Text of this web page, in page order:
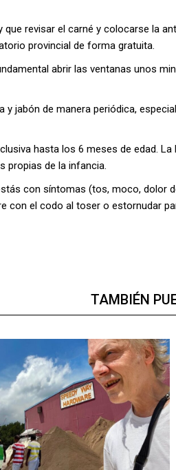
que revisar el carné y colocarse la
provincial de forma gratuita.
abrir las ventanas unos
y jabón de manera periódica,
hasta los 6 meses de edad.
propias de la infancia.
con síntomas (tos, moco, dolor
con el codo al toser o estornudar
TAMBIÉN